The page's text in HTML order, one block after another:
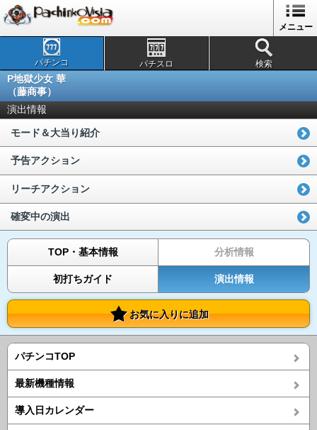
メニュー
パチンコ パチスロ 検索
P地獄少女 華
（藤商事）
演出情報
モード＆大当り紹介
予告アクション
リーチアクション
確変中の演出
TOP・基本情報 分析情報
初打ちガイド 演出情報
お気に入りに追加
パチンコTOP
最新機種情報
導入日カレンダー